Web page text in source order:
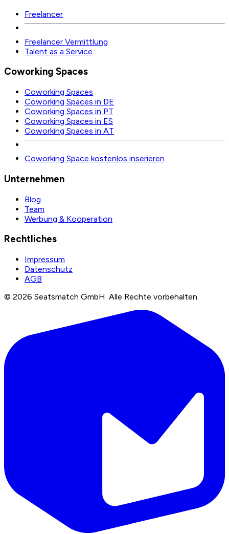
Freelancer
Freelancer Vermittlung
Talent as a Service
Coworking Spaces
Coworking Spaces
Coworking Spaces in DE
Coworking Spaces in PT
Coworking Spaces in ES
Coworking Spaces in AT
Coworking Space kostenlos inserieren
Unternehmen
Blog
Team
Werbung & Kooperation
Rechtliches
Impressum
Datenschutz
AGB
© 2026 Seatsmatch GmbH. Alle Rechte vorbehalten.